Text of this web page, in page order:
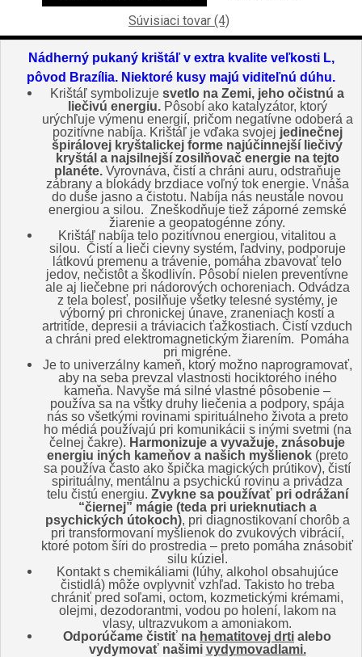
Súvisiaci tovar (4)
Nád herný pukaný krištáľ v extra kvalite veľkosti L,
pôvod Brazília. Niektoré kusy majú viditeľnú dúhu.
Krištáľ symbolizuje svetlo na Zemi, jeho očistnú a
liečivú energiu.Pôsobí ako katalyzátor, ktorý
urýchľuje výmenu energií, pričom negatívne odoberá a
pozitívne nabíja. Krištáľ je vďaka svojej jedinečnej
špirálovej kryštalickej forme najúčinnejší liečivý
kryštál a najsilnejší zosilňovač energie na tejto
planéte.Vyrovnáva, čistí a chráni auru, odstraňuje
zábrany a blokády brzdiace voľný tok energie. Vnáša
do duše jasno a čistotu. Nabíja nás neustále novou
energiou a silou. Zneškodňuje tiež záporné zemské
žiarenie a geopatogénne zóny.
Krištáľ nabíja telo pozitívnou energiou, vitalitou a
silou. Čistí a lieči cievny systém, ľadviny, podporuje
látkovú premenu a trávenie, pomáha zbavovať telo
jedov, nečistôt a škodlivín. Pôsobí nielen preventívne
ale aj liečebne pri nádorových ochoreniach. Odvádza
z tela bolesť, posilňuje všetky telesné systémy, je
výborný pri chronickej únave, zraneniach kostí a
artritíde, depresii a tráviacich ťažkostiach. Čistí vzduch
a chráni pred elektromagnetickým žiarením. Pomáha
pri migréne.
Je to univerzálny kameň, ktorý možno naprogramovať,
aby na seba prevzal vlastnosti hociktorého iného
kameňa. Navyše má silné vlastné pôsobenie –
používa sa na vštky druhy liečenia a podpory, spája
nás so všetkými rovinami spirituálneho života a preto
ho médiá používajú pri komunikácii s inými svetmi (na
čelnej čakre). Harmonizuje a vyvažuje, znásobuje
energiu iných kameňov a našich myšlienok(preto
sa používa často ako špička magických prútikov), čistí
spirituálny, mentálnu a psychickú rovinu a privádza
telu čistú energiu. Zvykne sa používať pri odrážaní
“čiernej” mágie (teda pri urieknutiach a
psychických útokoch), pri diagnostikovaní chorôb a
pri transformovaní myšlienok do zvukových vibrácií,
ktoré potom šíri do prostredia – preto pomáha znásobiť
silu kúziel.
Kontakt s chemikáliami (lúhy, alkohol obsahujúce
čistidlá) môže ovplyvniť vzhľad. Takisto ho treba
chrániť pred soľami, octom, kozmetickými krémami,
olejmi, dezodorantmi, vodou po holení, lakom na
vlasy, ultrazvukom a amoniakom.
Odporúčame čistiť na hematitovej drti alebo
vydymovať našimi vydymovadlami.